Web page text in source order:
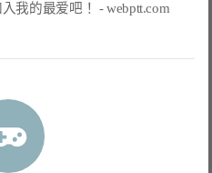
入我的最爱吧！ -webptt.com